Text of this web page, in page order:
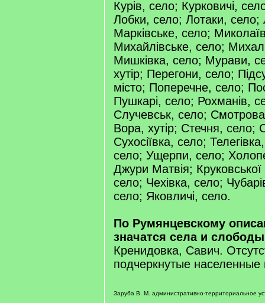
Курів, село; Курковичі,
Лобки, село; Лотаки, село;
Марківське, село;
Михайлівське, село;
Мишківка, село; Мурави,
хутір; Перегони, село;
місто; Поперечне, село;
Пушкарі, село; Рохманів,
Случевськ, село;
Вора, хутір; Стечня, село;
Сухосіївка, село;
село; Ущерпи, село;
Джури Матвія; Круковської
село; Чехівка, село;
село; Яковличі, село.
По Румянцевскому
значатся села и
Кренидовка, Савич.
подчеркнутые населенные
Заруба В. М. административно-территориальное